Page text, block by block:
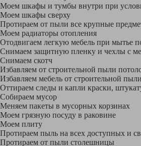
Моем шкафы и тумбы внутри при
Моем шкафы сверху
Протираем от пыли все крупные
Моем радиаторы отопления
Отодвигаем легкую мебель при мытье
Снимаем защитную пленку и чехлы с
Снимаем скотч
Избавляем от строительной пыли
Избавляем мебель от строительной пыли
Оттираем следы и капли краски,
Собираем мусор
Меняем пакеты в мусорных корзинах
Моем грязную посуду в раковине
Моем плиту
Протираем пыль на всех доступных и
Протираем от пыли столешницы